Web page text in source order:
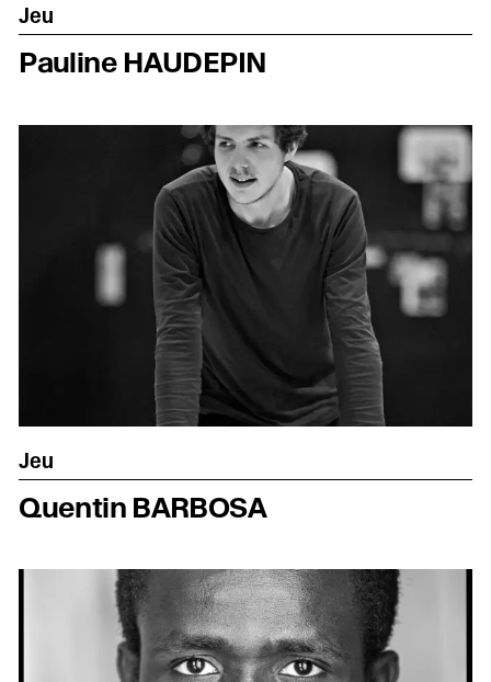
Jeu
Pauline HAUDEPIN
Jeu
Quentin BARBOSA
Le TnS